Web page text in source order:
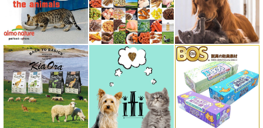
ベイリーコー Bailey+Co
ベッツソリューション VetSolution
ベッツラボ Vets Labo
ペットカインド PetKind
ペトコト PETOKOTO